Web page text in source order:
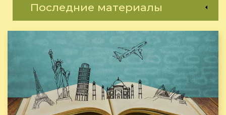
Последние материалы